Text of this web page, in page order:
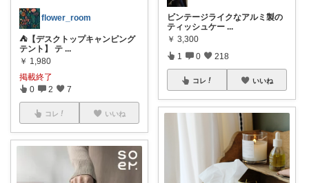
flower_room
⛺【デスクトップキャンピング
テント】 テ ...
￥ 1,980
掲載終了
0 2 7
コレ いいね
ビンテージライクなアルミ製の
ティッシュケー ...
￥ 3,300
1 0 218
コレ いいね